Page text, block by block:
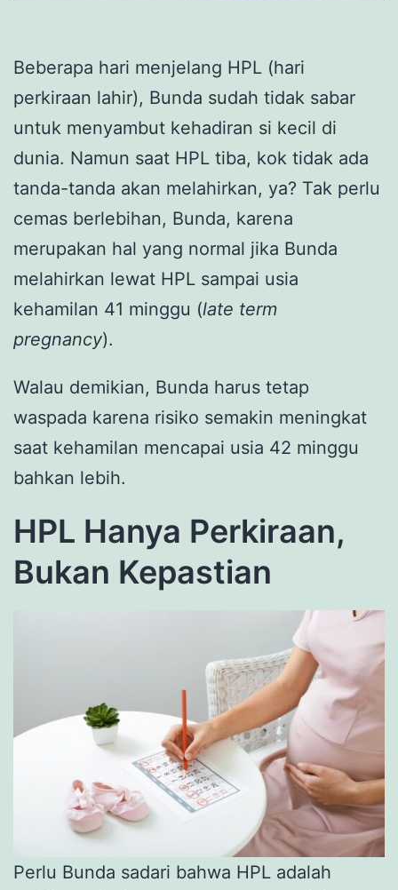
Beberapa hari menjelang HPL (hari
perkiraan lahir), Bunda sudah tidak sabar
untuk menyambut kehadiran si kecil di
dunia. Namun saat HPL tiba, kok tidak ada
tanda-tanda akan melahirkan, ya? Tak perlu
cemas berlebihan, Bunda, karena
merupakan hal yang normal jika Bunda
melahirkan lewat HPL sampai usia
kehamilan 41 minggu (late term
pregnancy).
Walau demikian, Bunda harus tetap
waspada karena risiko semakin meningkat
saat kehamilan mencapai usia 42 minggu
bahkan lebih.
HPL Hanya Perkiraan,
Bukan Kepastian
Perlu Bunda sadari bahwa HPL adalah